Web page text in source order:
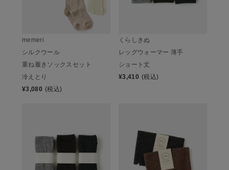
memeri
シルクウール
重ね履きソックスセット
冷えとり
¥3,080 (税込)
くらしきぬ
レッグウォーマー 薄手
ショート丈
¥3,410 (税込)